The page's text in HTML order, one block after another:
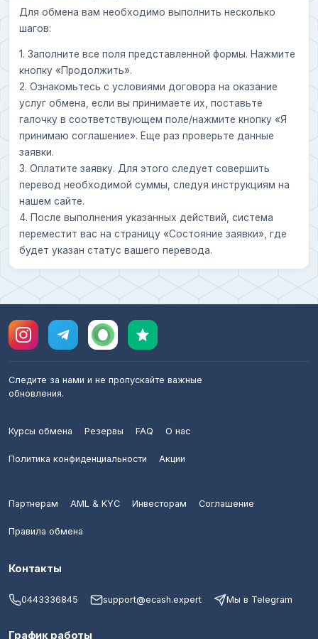
Для обмена вам необходимо выполнить несколько
шагов:
1. Заполните все поля представленной формы. Нажмите
кнопку «Продолжить».
2. Ознакомьтесь с условиями договора на оказание
услуг обмена, если вы принимаете их, поставьте
галочку в соответствующем поле/нажмите кнопку «Я
принимаю соглашение». Еще раз проверьте данные
заявки.
3. Оплатите заявку. Для этого следует совершить
перевод необходимой суммы, следуя инструкциям на
нашем сайте.
4. После выполнения указанных действий, система
переместит вас на страницу «Состояние заявки», где
будет указан статус вашего перевода.
Следите за нами и не пропускайте важные
обновления.
Курсы обмена Резервы FAQ О нас
Политика конфиденциальности Акции
Партнерам AML & KYC Инвесторам Соглашение
Правила обмена
Контакты
0443336845 support@ecash.expert Мы в Telegram
График работы